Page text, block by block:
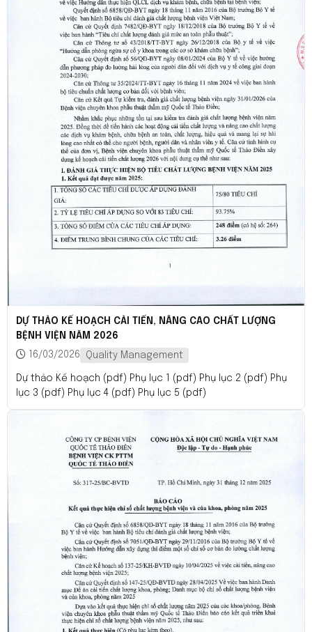
DỰ THẢO KẾ HOẠCH CẢI TIẾN, NÂNG CAO CHẤT LƯỢNG
BỆNH VIỆN NĂM 2026
16/03/2026
Quality Management
Dự thảo Kế hoạch (pdf) Phụ lục 1 (pdf) Phụ lục 2 (pdf) Phụ
lục 3 (pdf) Phụ lục 4 (pdf) Phụ lục 5 (pdf)